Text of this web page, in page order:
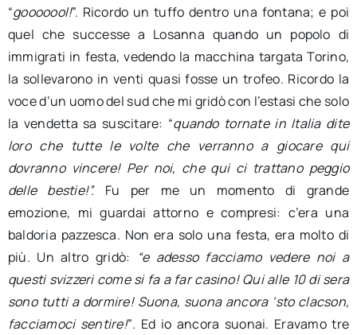
“gooooool!”. Ricordo un tuffo dentro una fontana; e poi
quel che successe a Losanna quando un popolo di
immigrati in festa, vedendo la macchina targata Torino,
la sollevarono in venti quasi fosse un trofeo. Ricordo la
voce d’un uomo del sud che mi gridò con l’estasi che solo
la vendetta sa suscitare: “quando tornate in Italia dite
loro che tutte le volte che verranno a giocare qui
dovranno vincere! Per noi, che qui ci trattano peggio
delle bestie!”. Fu per me un momento di grande
emozione, mi guardai attorno e compresi: c’era una
baldoria pazzesca. Non era solo una festa, era molto di
più. Un altro gridò: “e adesso facciamo vedere noi a
questi svizzeri come si fa a far casino! Qui alle 10 di sera
sono tutti a dormire! Suona, suona ancora ‘sto clacson,
facciamoci sentire!”. Ed io ancora suonai. Eravamo tre